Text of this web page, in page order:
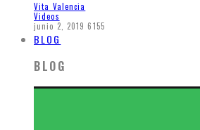
Vita Valencia
Videos
junio 2, 2019 6155
BLOG
BLOG